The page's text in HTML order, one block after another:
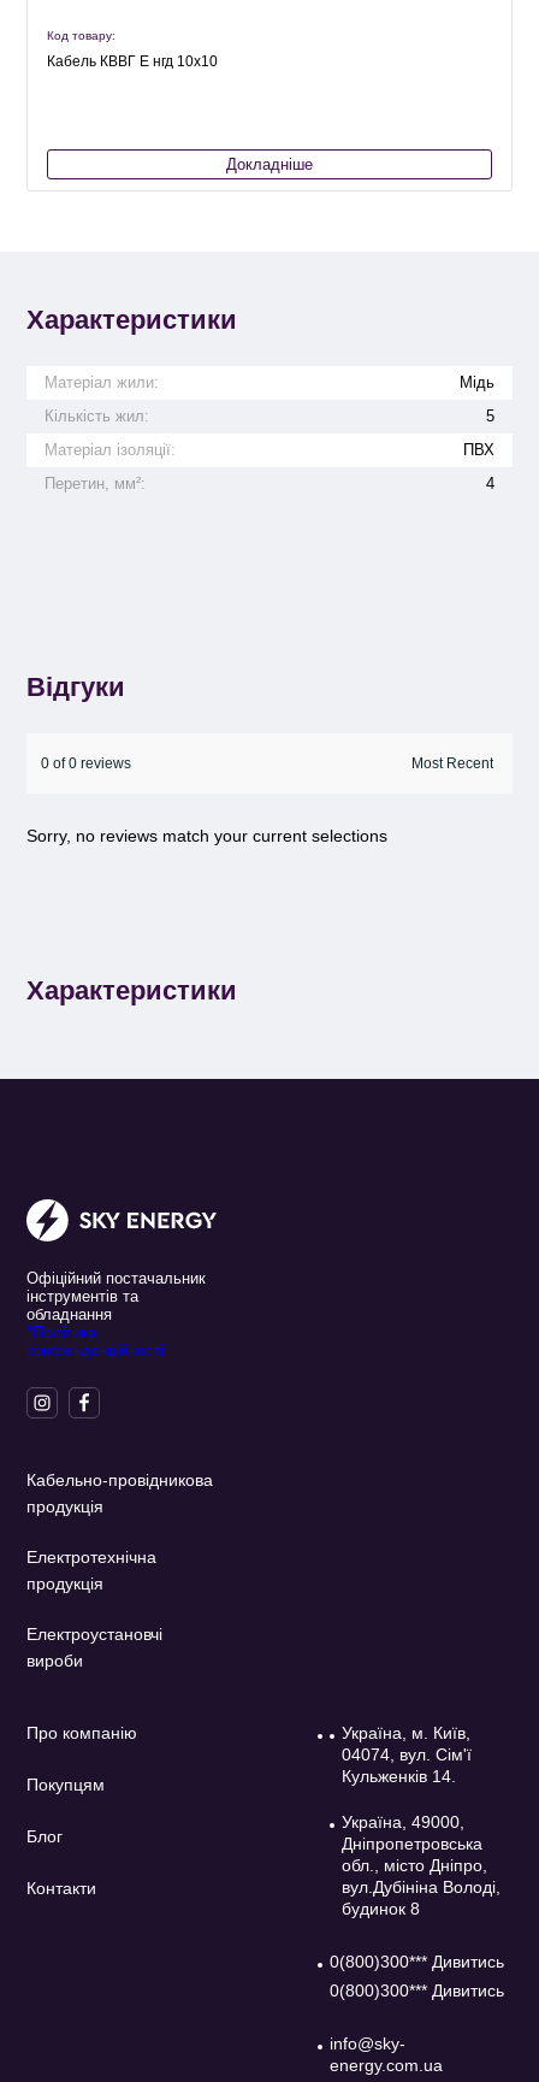
Код товару:
Кабель КВВГ Е нгд 10х10
Докладніше
Характеристики
Матеріал жили:
Мідь
Кількість жил:
5
Матеріал ізоляції:
ПВХ
Перетин, мм²:
4
Відгуки
0 of 0 reviews
Sorry, no reviews match your current selections
Характеристики
Офіційний постачальник
інструментів та
обладнання
*Політика
конфенденційності
Кабельно-провідникова
продукція
Електротехнічна
продукція
Електроустановчі
вироби
Про компанію
Покупцям
Блог
Контакти
Україна, м. Київ,
04074, вул. Сім'ї
Кульженків 14.
Україна, 49000,
Дніпропетровська
обл., місто Дніпро,
вул.Дубініна Володі,
будинок 8
0(800)300*** Дивитись
0(800)300*** Дивитись
info@sky-
energy.com.ua